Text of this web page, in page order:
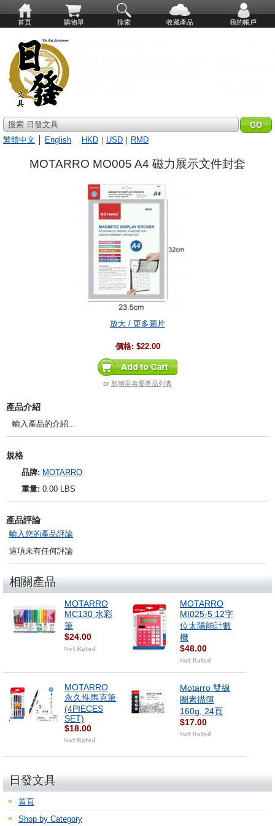
首頁 購物單 搜索 收藏產品 我的帳戶
搜索 日發文具
繁體中文
English HKD ｜ USD ｜ RMD
MOTARRO MO005 A4 磁力展示文件封套
放大 / 更多圖片
價格: $22.00
or 新增至喜愛產品列表
產品介紹
輸入產品的介紹...
規格
品牌: MOTARRO
重量: 0.00 LBS
產品評論
輸入您的產品評論
這項未有任何評論
相關產品
MOTARRO
MC130 水彩
筆
$24.00
MOTARRO
MI025-5 12字
位太陽能計數
機
$48.00
MOTARRO
永久性馬克筆
(4PIECES
SET)
$18.00
Motarro 雙線
圈素描簿
160g, 24頁
$17.00
日發文具
首頁
Shop by Category